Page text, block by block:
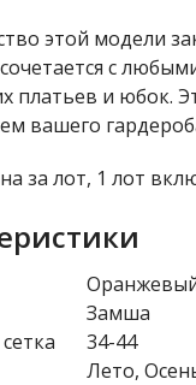
этой модели
с
платьев и юбок.
вашего
за лот, 1 лот
Замша
34-44
Лето,